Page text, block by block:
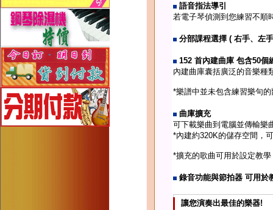
語音指法導引
若電子琴偵測到您練習不順
分部課程選擇 ( 右手、左
152 首內建曲庫 包含50個
內建曲庫囊括廣泛的音樂種
*樂譜中並未包含練習樂句
曲庫擴充
可下載樂曲到電腦並傳輸樂
*內建約320K的儲存空間，
*擴充的歌曲可用於設定教
錄音功能與節拍器 可用於
讓您演奏出最佳的樂器!